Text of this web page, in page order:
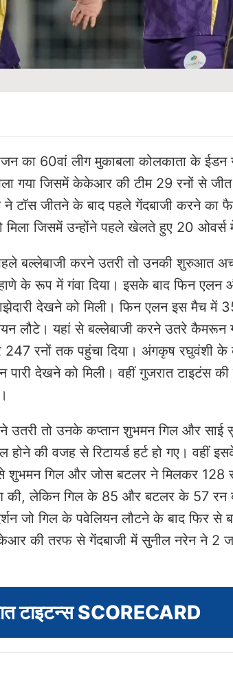
का 60वां लीग मुकाबला कोलकाता के ईडन
गया जिसमें केकेआर की टीम 29 रनों से
ने टॉस जीतने के बाद पहले गेंदबाजी करने
जिसमें उन्होंने पहले खेलते हुए 20 ओवर्स
बल्लेबाजी करने उतरी तो उनकी शुरुआत
के रूप में गंवा दिया। इसके बाद फिन
देखने को मिली। फिन एलन इस मैच में
लौटे। यहां से बल्लेबाजी करने उतरे कैमरून
रनों तक पहुंचा दिया। अंगकृष रघुवंशी के
देखने को मिली। वहीं गुजरात टाइटंस की
उतरी तो उनके कप्तान शुभमन गिल और साई
की वजह से रिटायर्ड हर्ट हो गए। वहीं
शुभमन गिल और जोस बटलर ने मिलकर 128
की, लेकिन गिल के 85 और बटलर के 57 रन
जो गिल के पवेलियन लौटने के बाद फिर
की तरफ से गेंदबाजी में सुनील नरेन ने 2